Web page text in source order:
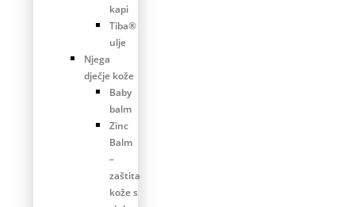
kapi
Tiba®
ulje
Njega
dječje kože
Baby
balm
Zinc
Balm
–
zaštita
kože s